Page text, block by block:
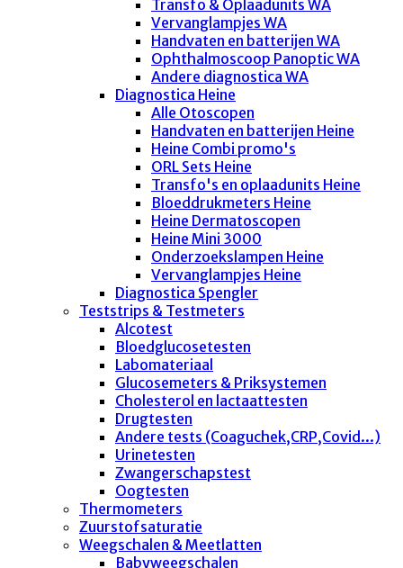
Transfo & Oplaadunits WA
Vervanglampjes WA
Handvaten en batterijen WA
Ophthalmoscoop Panoptic WA
Andere diagnostica WA
Diagnostica Heine
Alle Otoscopen
Handvaten en batterijen Heine
Heine Combi promo's
ORL Sets Heine
Transfo's en oplaadunits Heine
Bloeddrukmeters Heine
Heine Dermatoscopen
Heine Mini 3000
Onderzoekslampen Heine
Vervanglampjes Heine
Diagnostica Spengler
Teststrips & Testmeters
Alcotest
Bloedglucosetesten
Labomateriaal
Glucosemeters & Priksystemen
Cholesterol en lactaattesten
Drugtesten
Andere tests (Coaguchek,CRP,Covid...)
Urinetesten
Zwangerschapstest
Oogtesten
Thermometers
Zuurstofsaturatie
Weegschalen & Meetlatten
Babyweegschalen